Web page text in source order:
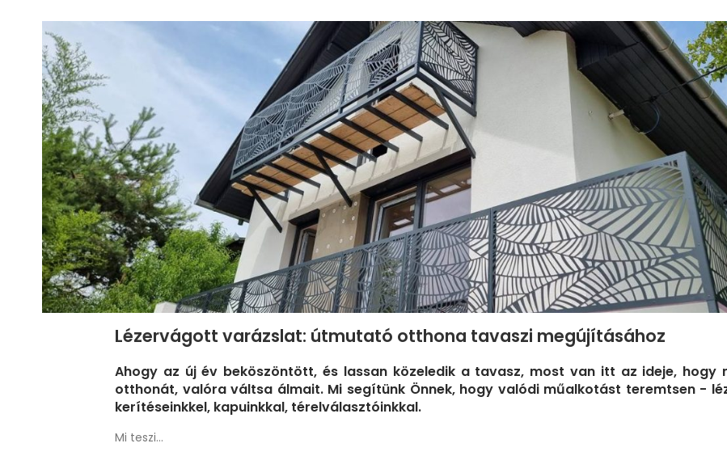
Lézervágott varázslat: útmutató otthona tavaszi megújításához
Ahogy az új év beköszöntött, és lassan közeledik a tavasz, most van itt az ideje, hogy
otthonát, valóra váltsa álmait. Mi segítünk Önnek, hogy valódi műalkotást teremtsen -
kerítéseinkkel, kapuinkkal, térelválasztóinkkal.
Mi teszi...